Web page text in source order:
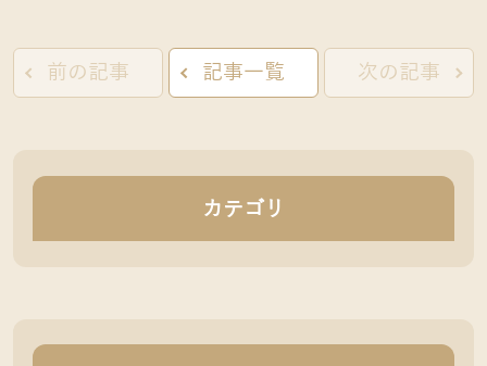
前の記事 記事一覧 次の記事
カテゴリ